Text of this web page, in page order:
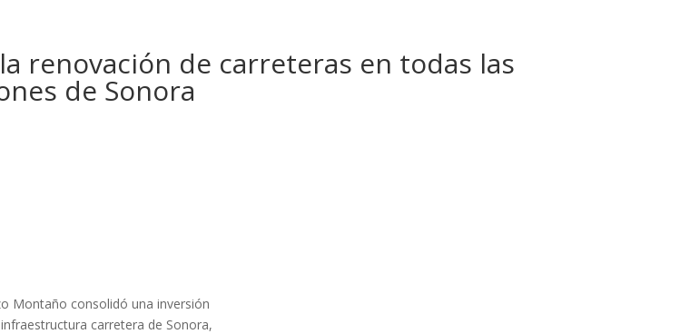
renovación de carreteras en todas las
de Sonora
Montaño consolidó una inversión
carretera de Sonora,